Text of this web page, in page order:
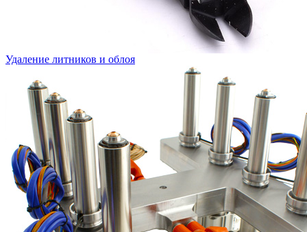
Удаление литников и облоя